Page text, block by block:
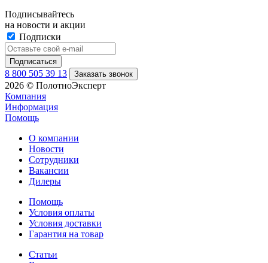
Подписывайтесь
на новости и акции
Подписки
8 800 505 39 13 Заказать звонок
2026 © ПолотноЭксперт
Компания
Информация
Помощь
О компании
Новости
Сотрудники
Вакансии
Дилеры
Помощь
Условия оплаты
Условия доставки
Гарантия на товар
Статьи